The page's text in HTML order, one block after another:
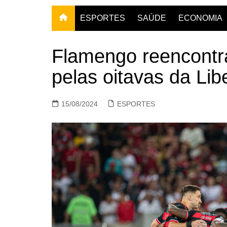
ESPORTES SAÚDE ECONOMIA
Flamengo
pelas oitavas da
15/08/2024 ESPORTES